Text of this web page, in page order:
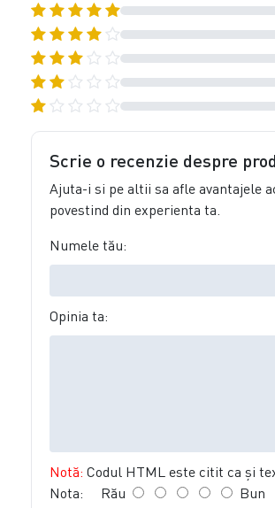
Scrie o recenzie despre
Ajuta-i si pe altii sa afle avantajele
povestind din experienta ta.
Numele tău:
Opinia ta:
Notă: Codul HTML este citit ca şi
Nota: Rău
Bun